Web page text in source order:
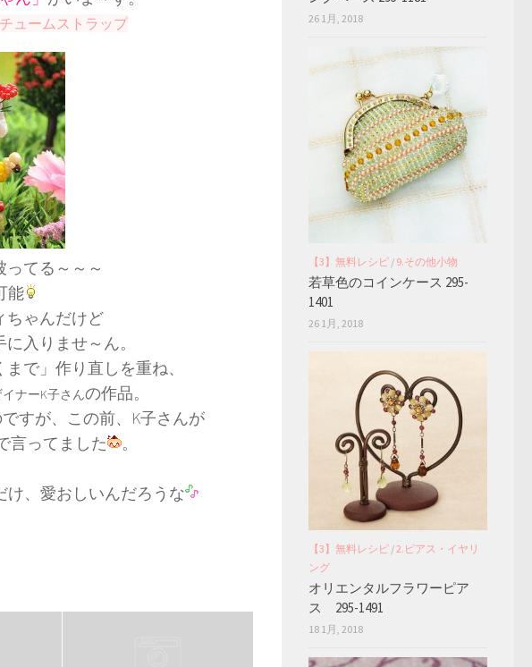
ュームストラップ
ってる～～～
能
ちゃんだけど
入りませ～ん。
で」作り直しを重ね、
ナーK子さんの作品。
すが、この前、K子さんが
言ってました 。
、愛おしいんだろうな
26 1月, 2018
【3】無料レシピ / 9.その他小物
若草色のコインケース 295-
1401
26 1月, 2018
【3】無料レシピ /2.ピアス・イヤリ
ング
オリエンタルフラワーピア
ス 295-1491
18 1月, 2018